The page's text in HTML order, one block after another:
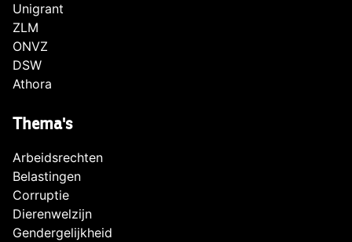
Unigrant
ZLM
ONVZ
DSW
Athora
Thema's
Arbeidsrechten
Belastingen
Corruptie
Dierenwelzijn
Gendergelijkheid